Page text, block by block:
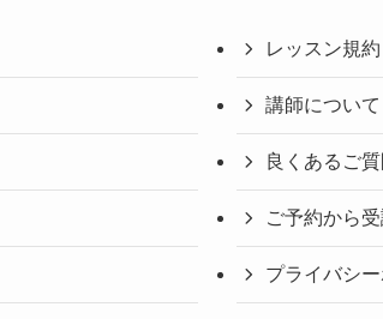
レッスン規約
講師について
良くあるご質
ご予約から
プライバシ